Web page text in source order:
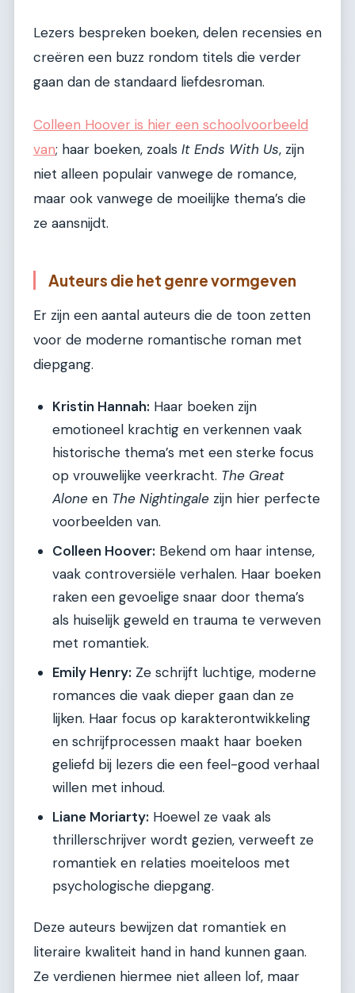
Lezers bespreken boeken, delen recensies en
creëren een buzz rondom titels die verder
gaan dan de standaard liefdesroman.
Colleen Hoover is hier een schoolvoorbeeld
van; haar boeken, zoals It Ends With Us, zijn
niet alleen populair vanwege de romance,
maar ook vanwege de moeilijke thema’s die
ze aansnijdt.
Auteurs die het genre vormgeven
Er zijn een aantal auteurs die de toon zetten
voor de moderne romantische roman met
diepgang.
Kristin Hannah: Haar boeken zijn
emotioneel krachtig en verkennen vaak
historische thema’s met een sterke focus
op vrouwelijke veerkracht. The Great
Alone en The Nightingale zijn hier perfecte
voorbeelden van.
Colleen Hoover: Bekend om haar intense,
vaak controversiële verhalen. Haar boeken
raken een gevoelige snaar door thema’s
als huiselijk geweld en trauma te verweven
met romantiek.
Emily Henry: Ze schrijft luchtige, moderne
romances die vaak dieper gaan dan ze
lijken. Haar focus op karakterontwikkeling
en schrijfprocessen maakt haar boeken
geliefd bij lezers die een feel-good verhaal
willen met inhoud.
Liane Moriarty: Hoewel ze vaak als
thrillerschrijver wordt gezien, verweeft ze
romantiek en relaties moeiteloos met
psychologische diepgang.
Deze auteurs bewijzen dat romantiek en
literaire kwaliteit hand in hand kunnen gaan.
Ze verdienen hiermee niet alleen lof, maar